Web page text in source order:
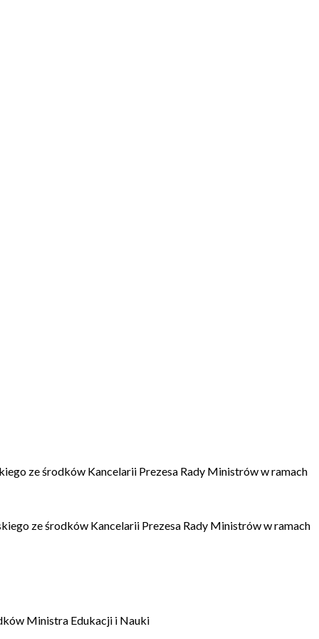
ze środków Kancelarii Prezesa Rady Ministrów w ramach
ze środków Kancelarii Prezesa Rady Ministrów w ramach
Ministra Edukacji i Nauki